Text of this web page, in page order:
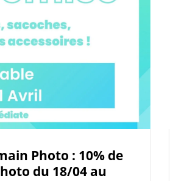
Photo : 10% de
du 18/04 au